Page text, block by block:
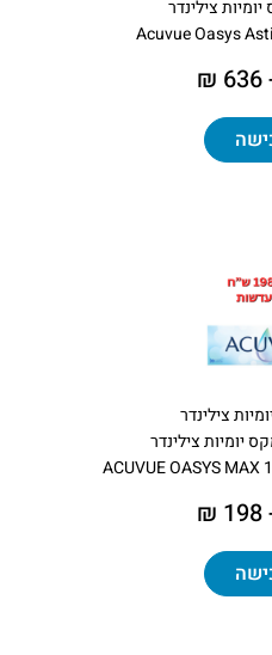
יומיות צילינדר
Acuvue Oasys
צילינדר
יומיות צילינדר
ACUVUE OASYS